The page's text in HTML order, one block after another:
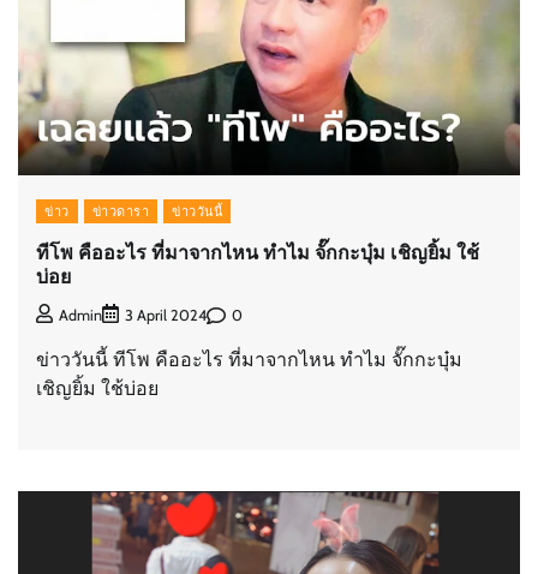
ข่าว ข่าวดารา ข่าววันนี้
ทีโพ คืออะไร ที่มาจากไหน ทำไม จั๊กกะบุ๋ม เชิญยิ้ม ใช้
บ่อย
Admin 3 April 2024 0
ข่าววันนี้ ทีโพ คืออะไร ที่มาจากไหน ทำไม จั๊กกะบุ๋ม
เชิญยิ้ม ใช้บ่อย